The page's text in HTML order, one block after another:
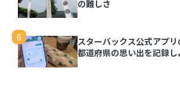
の難しさ
6
スターバックス公式アプ
都道府県の思い出を記録し